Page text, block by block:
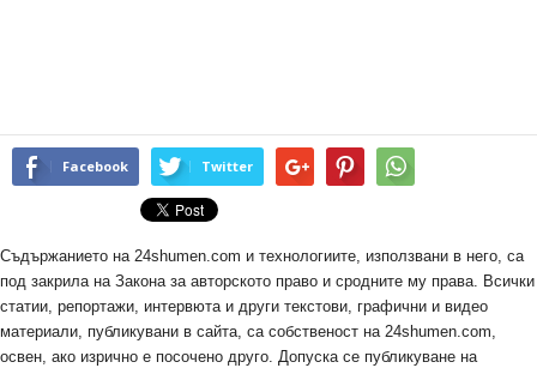
Facebook Twitter
Съдържанието на 24shumen.com и технологиите, използвани в него, са
под закрила на Закона за авторското право и сродните му права. Всички
статии, репортажи, интервюта и други текстови, графични и видео
материали, публикувани в сайта, са собственост на 24shumen.com,
освен, ако изрично е посочено друго. Допуска се публикуване на